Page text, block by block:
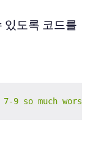
있도록 코드를
7-9 so much